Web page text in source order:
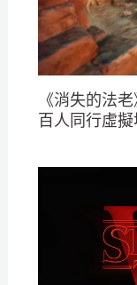
《消失的法
百人同行虛